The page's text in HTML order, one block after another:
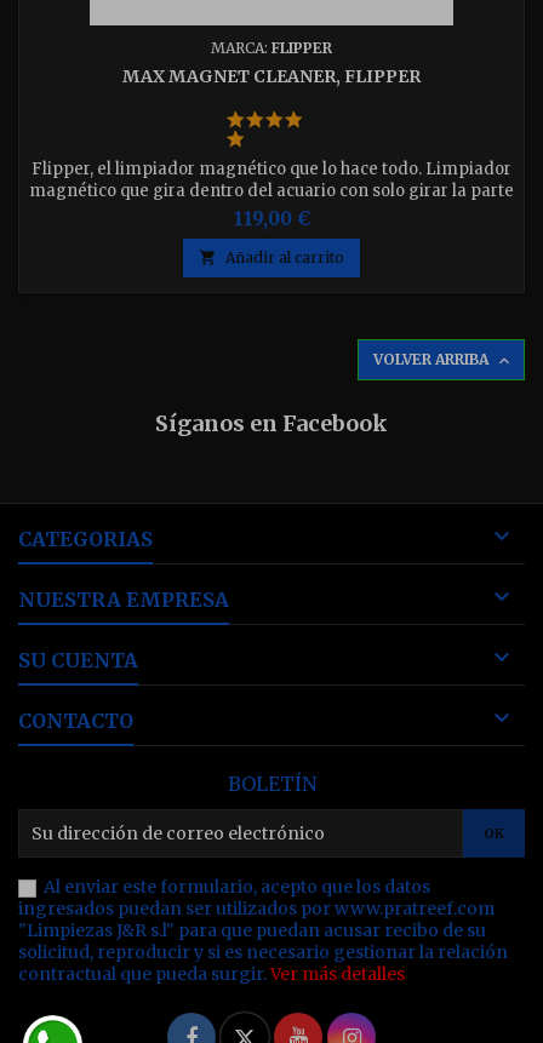
MARCA: FLIPPER
MAX MAGNET CLEANER, FLIPPER
Flipper, el limpiador magnético que lo hace todo. Limpiador
magnético que gira dentro del acuario con solo girar la parte
exterior.
119,00 €
 Añadir al carrito
VOLVER ARRIBA 
Síganos en Facebook
CATEGORIAS 
NUESTRA EMPRESA 
SU CUENTA 
CONTACTO 
BOLETÍN
Al enviar este formulario, acepto que los datos
ingresados puedan ser utilizados por www.pratreef.com
"Limpiezas J&R s.l" para que puedan acusar recibo de su
solicitud, reproducir y si es necesario gestionar la relación
contractual que pueda surgir.Ver más detalles
FacebookTwitterYouTubeInstagram